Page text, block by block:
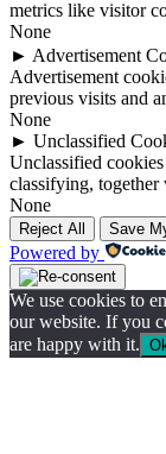
metrics like visitor
None
► Advertisement
Advertisement
previous visits and
None
► Unclassified
Unclassified
classifying,
None
Reject All Save
Powered by
We use cookies to
our website. If you
are happy with it.